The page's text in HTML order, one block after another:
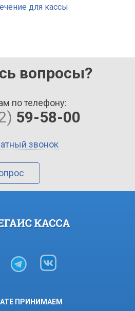
для кассы
вопросы?
по телефону:
59-58-00
звонок
ПРИНИМАЕМ